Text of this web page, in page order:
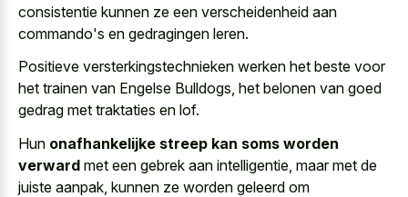
consistentie kunnen ze een verscheidenheid aan
commando's en gedragingen leren.
Positieve versterkingstechnieken werken het beste voor
het trainen van Engelse Bulldogs, het belonen van goed
gedrag met traktaties en lof.
Hun onafhankelijke streep kan soms worden
verward met een gebrek aan intelligentie, maar met de
juiste aanpak, kunnen ze worden geleerd om